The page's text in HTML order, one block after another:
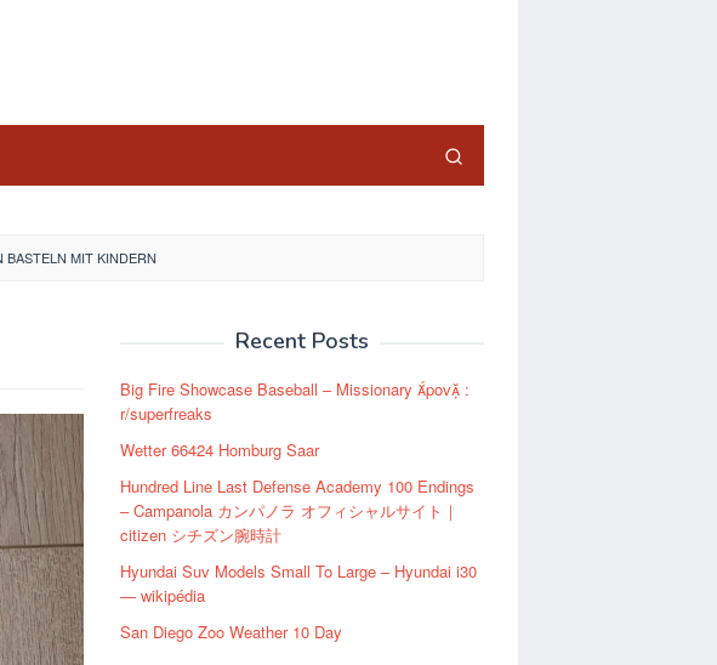
BASTELN MIT KINDERN
Recent Posts
Big Fire Showcase Baseball – Missionary pov :
r/superfreaks
Wetter 66424 Homburg Saar
Hundred Line Last Defense Academy 100 Endings
– Campanola カンパノラ オフィシャルサイト｜
citizen シチズン腕時計
Hyundai Suv Models Small To Large – Hyundai i30
— wikipédia
San Diego Zoo Weather 10 Day